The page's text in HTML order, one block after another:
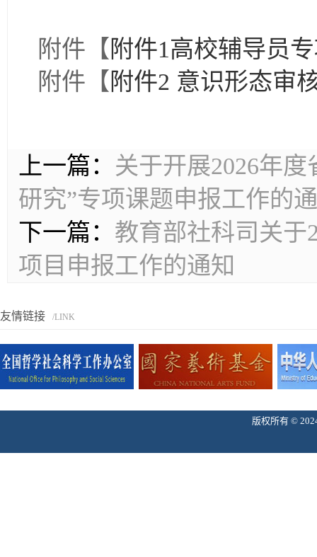
附件【 附件1高校辅导员
附件【 附件2 意识形态审
上一篇： 关于开展2026年
研究”专项课题申报工作的
下一篇： 教育部社科司关于
项目申报工作的通知
友情链接 /LINK
版权所有 ©